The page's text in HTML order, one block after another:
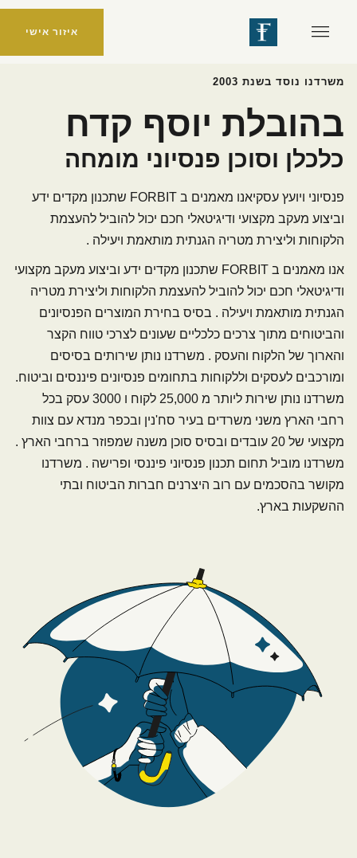
איזור אישי
משרדנו נוסד בשנת 2003
בהובלת יוסף קדח
כלכלן וסוכן פנסיוני מומחה
פנסיוני ויועץ עסקי
אנו מאמנים ב FORBIT שתכנון מקדים ידע
וביצוע מעקב מקצועי ודיגיטאלי חכם יכול להוביל להעצמת
הלקוחות וליצירת מטריה הגנתית מותאמת ויעילה .
אנו מאמנים ב FORBIT שתכנון מקדים ידע וביצוע מעקב מקצועי
ודיגיטאלי חכם יכול להוביל להעצמת הלקוחות וליצירת מטריה
הגנתית מותאמת ויעילה . בסיס בחירת המוצרים הפנסיונים
והביטוחים מתוך צרכים כלכליים שעונים לצרכי טווח הקצר
והארוך של הלקוח והעסק . משרדנו נותן שירותים בסיסים
ומורכבים לעסקים וללקוחות בתחומים פנסיונים פיננסים וביטוח.
משרדנו נותן שירות ליותר מ 25,000 לקוח ו 3000 עסק בכל
רחבי הארץ משני משרדים בעיר סח'נין ובכפר מנדא עם צוות
מקצועי של 20 עובדים ובסיס סוכן משנה שמפוזר ברחבי הארץ .
משרדנו מוביל תחום תכנון פנסיוני פיננסי ופרישה . משרדנו
מקושר בהסכמים עם רוב היצרנים חברות הביטוח ובתי
ההשקעות בארץ.